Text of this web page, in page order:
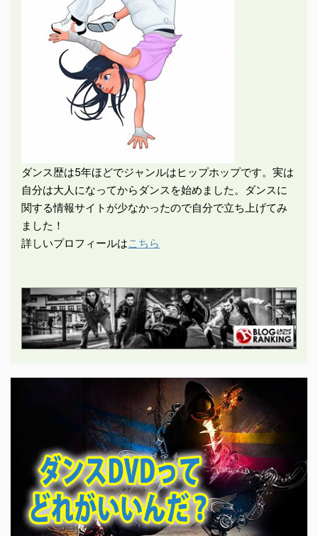
ダンス歴は5年ほどでジャンルはヒップホップです。実は
自分は大人になってからダンスを始めました。ダンスに
関する情報サイトが少なかったので自分で立ち上げてみ
ました！
詳しいプロフィールはこちら